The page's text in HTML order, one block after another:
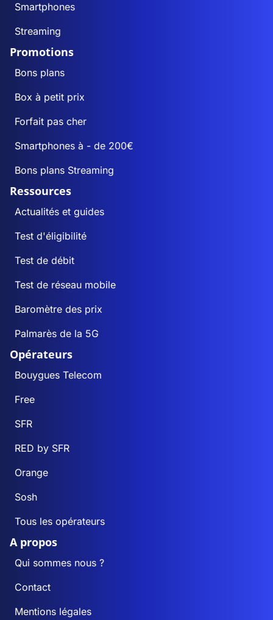
Smartphones
Streaming
Promotions
Bons plans
Box à petit prix
Forfait pas cher
Smartphones à - de 200€
Bons plans Streaming
Ressources
Actualités et guides
Test d'éligibilité
Test de débit
Test de réseau mobile
Baromètre des prix
Palmarès de la 5G
Opérateurs
Bouygues Telecom
Free
SFR
RED by SFR
Orange
Sosh
Tous les opérateurs
A propos
Qui sommes nous ?
Contact
Mentions légales